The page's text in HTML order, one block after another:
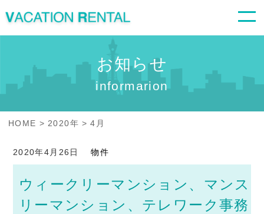
お知らせ
informarion
HOME 2020年 4 月
2020年4月26日 物件
ウィークリーマンション、マンス
リーマンション、テレワーク事務